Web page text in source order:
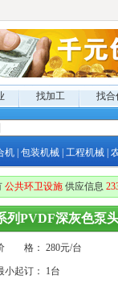
找加工 找合
机 包装机械 工程机械
公共环卫设施 供应信息
列PVDF深灰色泵
格： 280元/台
小起订： 1台